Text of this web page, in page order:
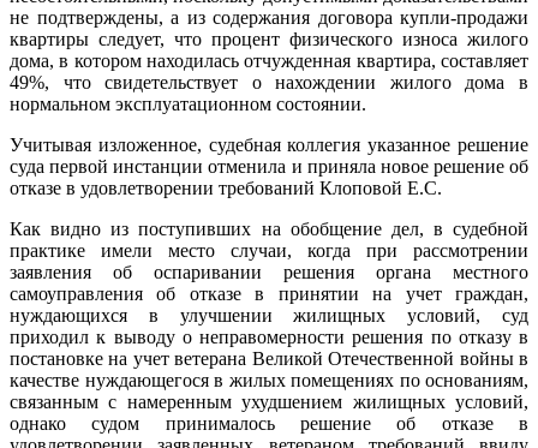
не подтверждены, а из содержания договора купли-продажи
квартиры следует, что процент физического износа жилого
дома, в котором находилась отчужденная квартира, составляет
49%, что свидетельствует о нахождении жилого дома в
нормальном эксплуатационном состоянии.
Учитывая изложенное, судебная коллегия указанное решение
суда первой инстанции отменила и приняла новое решение об
отказе в удовлетворении требований Клоповой Е.С.
Как видно из поступивших на обобщение дел, в судебной
практике имели место случаи, когда при рассмотрении
заявления об оспаривании решения органа местного
самоуправления об отказе в принятии на учет граждан,
нуждающихся в улучшении жилищных условий, суд
приходил к выводу о неправомерности решения по отказу в
постановке на учет ветерана Великой Отечественной войны в
качестве нуждающегося в жилых помещениях по основаниям,
связанным с намеренным ухудшением жилищных условий,
однако судом принималось решение об отказе в